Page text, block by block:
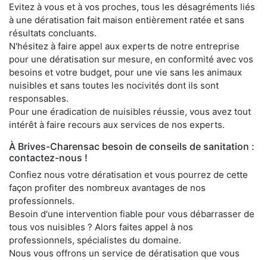
Evitez à vous et à vos proches, tous les désagréments liés
à une dératisation fait maison entièrement ratée et sans
résultats concluants.
N'hésitez à faire appel aux experts de notre entreprise
pour une dératisation sur mesure, en conformité avec vos
besoins et votre budget, pour une vie sans les animaux
nuisibles et sans toutes les nocivités dont ils sont
responsables.
Pour une éradication de nuisibles réussie, vous avez tout
intérêt à faire recours aux services de nos experts.
À Brives-Charensac besoin de conseils de sanitation :
contactez-nous !
Confiez nous votre dératisation et vous pourrez de cette
façon profiter des nombreux avantages de nos
professionnels.
Besoin d'une intervention fiable pour vous débarrasser de
tous vos nuisibles ? Alors faites appel à nos
professionnels, spécialistes du domaine.
Nous vous offrons un service de dératisation que vous